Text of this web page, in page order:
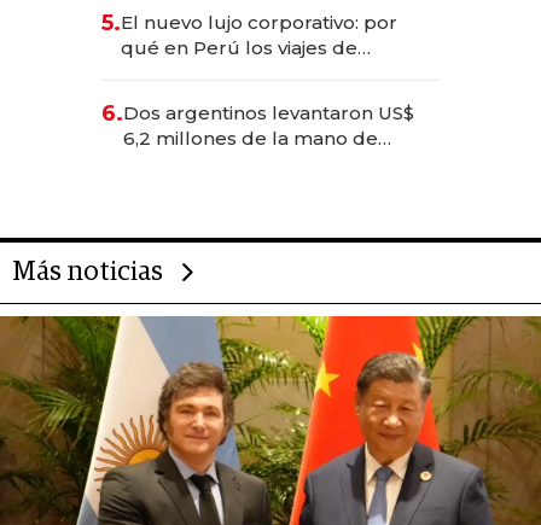
Fénix
5.El nuevo lujo corporativo: por
qué en Perú los viajes de
transformadoras
6.Dos argentinos levantaron US$
6,2 millones de la mano de
Más noticias